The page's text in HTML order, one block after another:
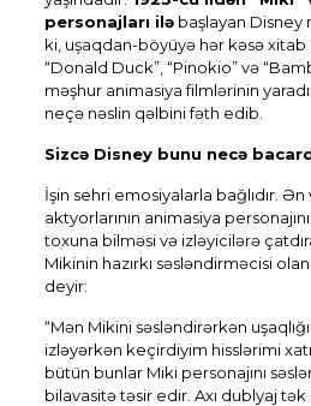
personajları iləbaşlayan Disney
ki, uşaqdan-böyüyə hər kəsə xitab
“Donald Duck”, “Pinokio” və
məşhur animasiya filmlərinin
neçə nəslin qəlbini fəth edib.
Sizcə Disney bunu necə
İşin sehri emosiyalarla bağlıdır.
aktyorlarının animasiya
toxuna bilməsi və izləyicilərə
Mikinin hazırkı səsləndirməcisi
deyir:
“Mən Mikini səsləndirərkən
izləyərkən keçirdiyim hisslərimi
bütün bunlar Miki personajını
bilavasitə təsir edir. Axı dublyaj